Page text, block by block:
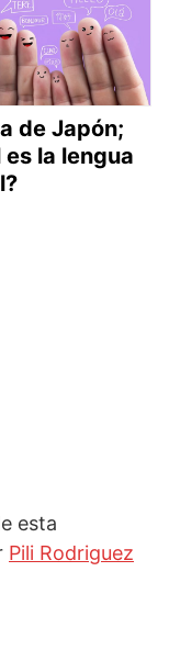
de Japón;
es la lengua
esta
Pili Rodriguez